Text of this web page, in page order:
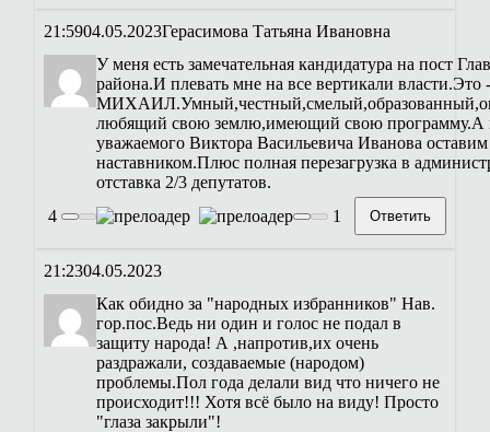
21:5904.05.2023Герасимова Татьяна Ивановна
У меня есть замечательная кандидатура на пост
района.И плевать мне на все вертикали
любящий свою землю,имеющий свою программу.А
уважаемого Виктора Васильевича Иванова оставим
наставником.Плюс полная перезагрузка в
отставка 2/3 депутатов.
4
1 Ответить
21:2304.05.2023
Как обидно за "народных избранников" Нав.
гор.пос.Ведь ни один и голос не подал в
защиту народа! А ,напротив,их очень
раздражали, создаваемые (народом)
проблемы.Пол года делали вид что ничего не
происходит!!! Хотя всё было на виду! Просто
"глаза закрыли"!